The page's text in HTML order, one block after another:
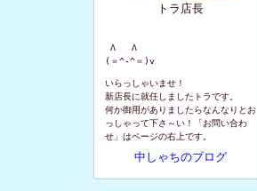
トラ店長
Λ   Λ
(＝^-^＝)v
いらっしゃいませ！
新店長に就任しましたトラです。
何か御用がありましたらなんなりとお
っしゃって下さ～い！「お問い合わ
せ」はページの右上です。
中しゃちのブログ